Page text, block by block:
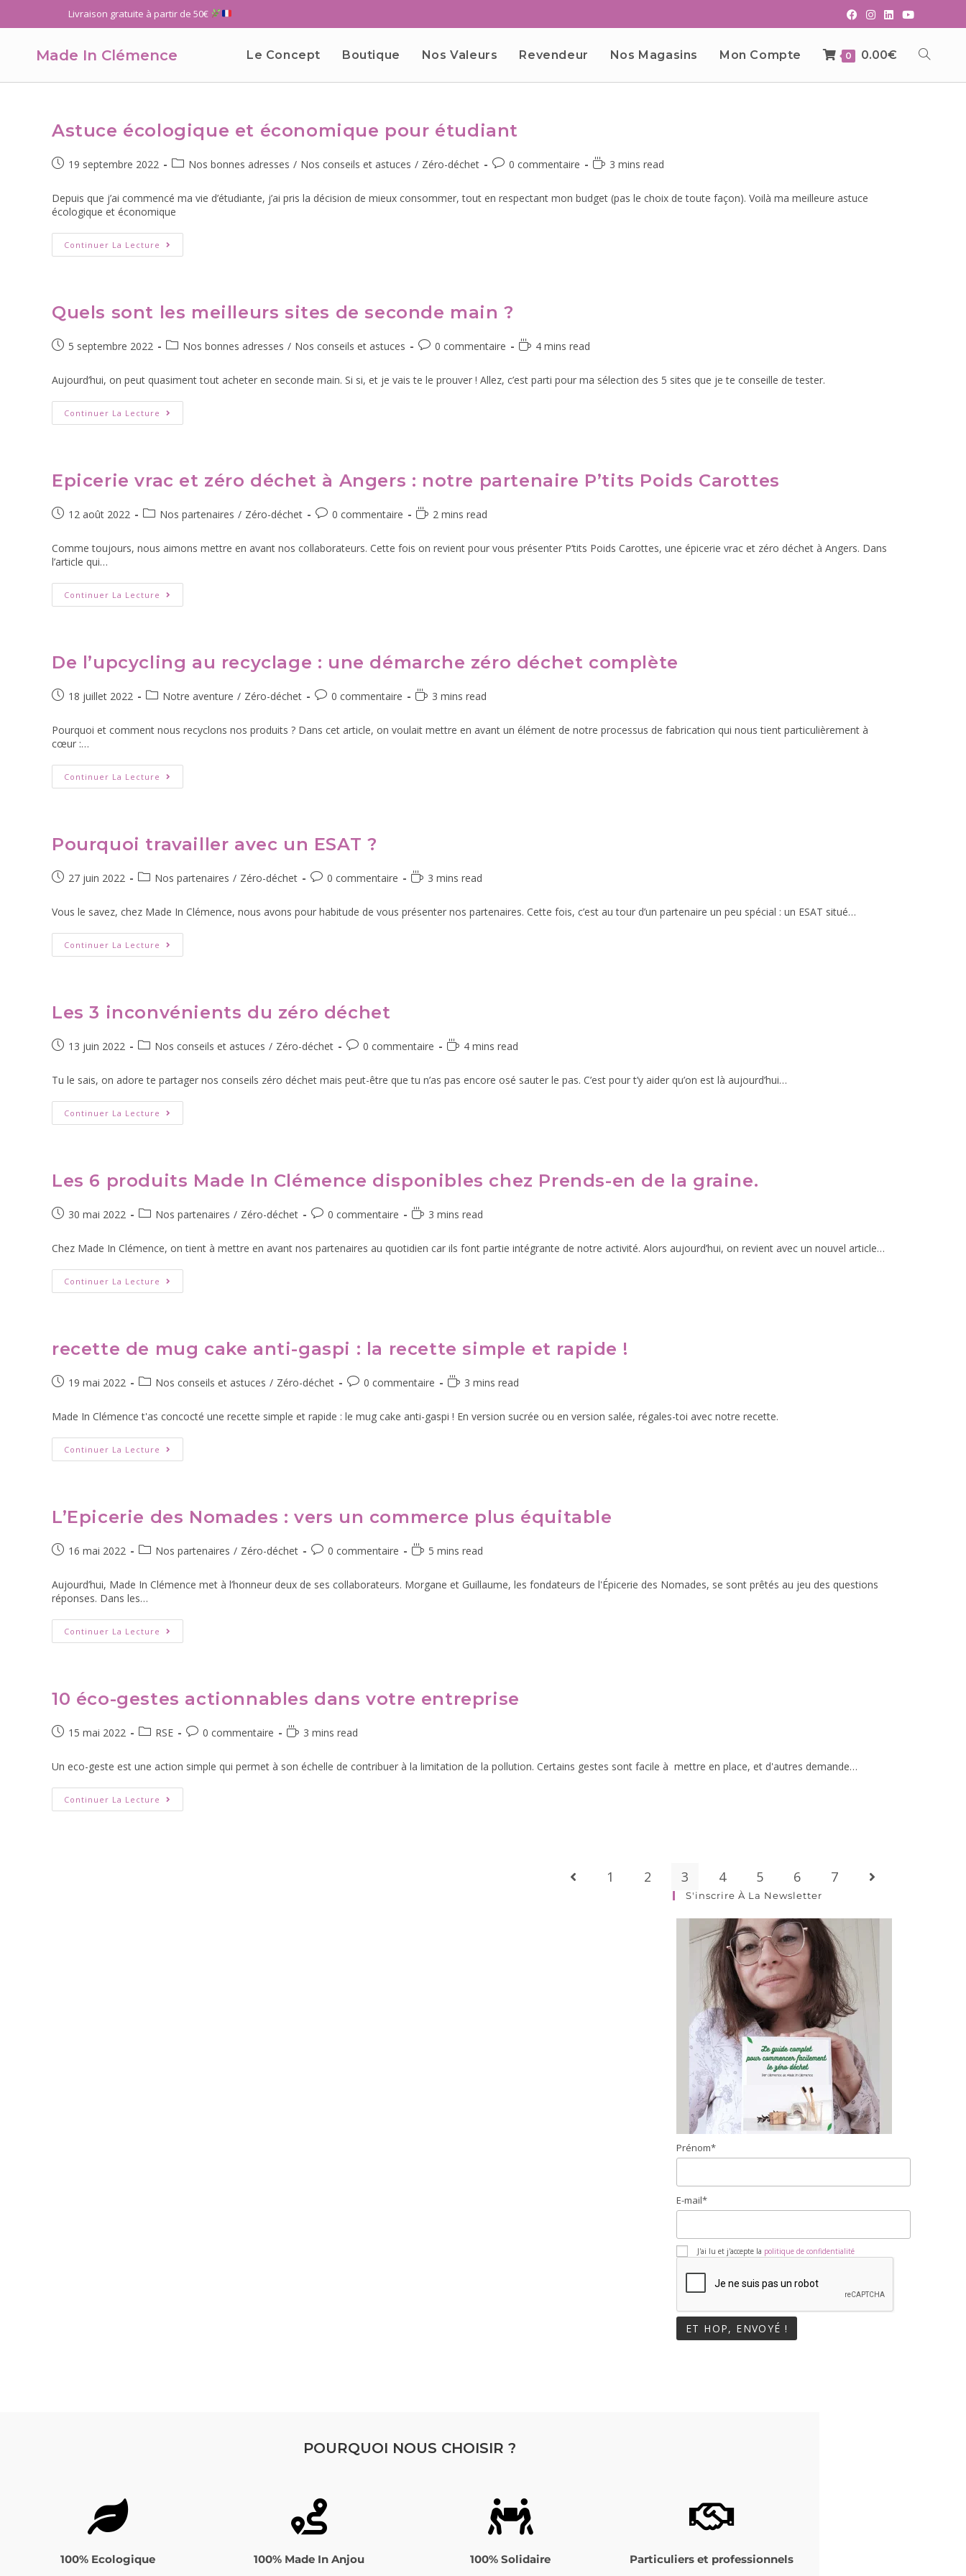
Livraison gratuite à partir de 50€
Made In Clémence Le Concept Boutique Nos Valeurs Revendeur Nos Magasins Mon Compte 0 0.00€
Astuce écologique et économique pour étudiant
19 septembre 2022 Nos bonnes adresses / Nos conseils et astuces / Zéro-déchet 0 commentaire 3 mins read
Depuis que j’ai commencé ma vie d’étudiante, j’ai pris la décision de mieux consommer, tout en respectant mon budget (pas le choix de toute façon). Voilà ma meilleure astuce
écologique et économique
Continuer La Lecture
Quels sont les meilleurs sites de seconde main ?
5 septembre 2022 Nos bonnes adresses / Nos conseils et astuces 0 commentaire 4 mins read
Aujourd’hui, on peut quasiment tout acheter en seconde main. Si si, et je vais te le prouver ! Allez, c’est parti pour ma sélection des 5 sites que je te conseille de tester.
Continuer La Lecture
Epicerie vrac et zéro déchet à Angers : notre partenaire P’tits Poids Carottes
12 août 2022 Nos partenaires / Zéro-déchet 0 commentaire 2 mins read
Comme toujours, nous aimons mettre en avant nos collaborateurs. Cette fois on revient pour vous présenter P’tits Poids Carottes, une épicerie vrac et zéro déchet à Angers. Dans
l’article qui…
Continuer La Lecture
De l’upcycling au recyclage : une démarche zéro déchet complète
18 juillet 2022 Notre aventure / Zéro-déchet 0 commentaire 3 mins read
Pourquoi et comment nous recyclons nos produits ? Dans cet article, on voulait mettre en avant un élément de notre processus de fabrication qui nous tient particulièrement à
cœur :…
Continuer La Lecture
Pourquoi travailler avec un ESAT ?
27 juin 2022 Nos partenaires / Zéro-déchet 0 commentaire 3 mins read
Vous le savez, chez Made In Clémence, nous avons pour habitude de vous présenter nos partenaires. Cette fois, c’est au tour d’un partenaire un peu spécial : un ESAT situé…
Continuer La Lecture
Les 3 inconvénients du zéro déchet
13 juin 2022 Nos conseils et astuces / Zéro-déchet 0 commentaire 4 mins read
Tu le sais, on adore te partager nos conseils zéro déchet mais peut-être que tu n’as pas encore osé sauter le pas. C’est pour t’y aider qu’on est là aujourd’hui…
Continuer La Lecture
Les 6 produits Made In Clémence disponibles chez Prends-en de la graine.
30 mai 2022 Nos partenaires / Zéro-déchet 0 commentaire 3 mins read
Chez Made In Clémence, on tient à mettre en avant nos partenaires au quotidien car ils font partie intégrante de notre activité. Alors aujourd’hui, on revient avec un nouvel article…
Continuer La Lecture
recette de mug cake anti-gaspi : la recette simple et rapide !
19 mai 2022 Nos conseils et astuces / Zéro-déchet 0 commentaire 3 mins read
Made In Clémence t'as concocté une recette simple et rapide : le mug cake anti-gaspi ! En version sucrée ou en version salée, régales-toi avec notre recette.
Continuer La Lecture
L’Epicerie des Nomades : vers un commerce plus équitable
16 mai 2022 Nos partenaires / Zéro-déchet 0 commentaire 5 mins read
Aujourd’hui, Made In Clémence met à l’honneur deux de ses collaborateurs. Morgane et Guillaume, les fondateurs de l'Épicerie des Nomades, se sont prêtés au jeu des questions
réponses. Dans les…
Continuer La Lecture
10 éco-gestes actionnables dans votre entreprise
15 mai 2022 RSE 0 commentaire 3 mins read
Un eco-geste est une action simple qui permet à son échelle de contribuer à la limitation de la pollution. Certains gestes sont facile à mettre en place, et d'autres demande…
Continuer La Lecture
1 2 3 4 5 6 7
S'inscrire À La Newsletter
Prénom*
E-mail*
J'ai lu et j'accepte la politique de confidentialité
POURQUOI NOUS CHOISIR ?
100% Ecologique 100% Made In Anjou 100% Solidaire Particuliers et professionnels